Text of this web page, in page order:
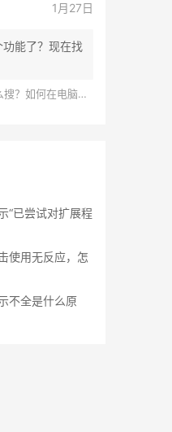
1月27日
能了？现在找
脑上搜索公众号文章？
“已尝试对扩展程
使用无反应，怎
不全是什么原